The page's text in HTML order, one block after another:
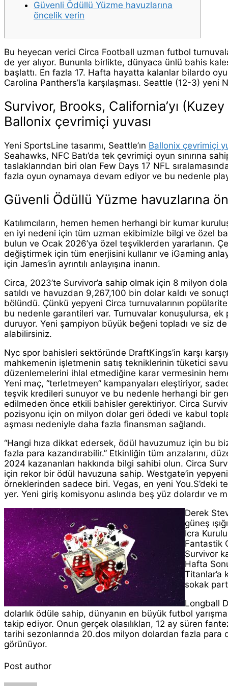
Güvenli Ödüllü Yüzme havuzlarına
öncelik verin
Bu heyecan verici Circa Football uzman futbol
de yer alıyor. Bununla birlikte, dünyaca ünlü bahis
başlattı. En fazla 17. Hafta hayatta kalanlar bilardo
Carolina Panthers’la karşılaşması. Seattle (12-3)
Survivor, Brooks, California’yı
Ballonix çevrimiçi yuvası
Yeni SportsLine tasarımı, Seattle’ın Ballonix çevrimiçi
Seahawks, NFC Batı’da tek çevrimiçi oyun sınırına
taslaklarından biri olan Few Days 17 NFL
fazla oyun oynamaya devam ediyor ve bu nedenle
Güvenli Ödüllü Yüzme havuzlarına
Katılımcıların, hemen hemen herhangi bir kumar
en iyi nedeni için tüm uzman ekibimizle bilgi ve özel
bulun ve Ocak 2026’ya özel teşviklerden yararlanın.
değiştirmek için tüm enerjisini kullanır ve iGaming
için James’in ayrıntılı anlayışına inanın.
Circa, 2023’te Survivor’a sahip olmak için 8 milyon
satıldı ve havuzdan 9,267,100 bin dolar kaldı ve
bölündü. Çünkü yepyeni Circa turnuvalarının
bu nedenle garantileri var. Turnuvalar konuşulursa, ek
duruyor. Yeni şampiyon büyük beğeni topladı ve siz de
alabilirsiniz.
Nyc spor bahisleri sektöründe DraftKings’in karşı
mahkemenin işletmenin satış tekniklerinin tüketici
düzenlemelerini ihlal etmediğine karar vermesinin
Yeni maç, “terletmeyen” kampanyaları eleştiriyor,
teşvik kredileri sunuyor ve bu nedenle herhangi bir
edilmeden önce etkili bahisler gerektiriyor. Circa
pozisyonu için on milyon dolar geri ödedi ve kabul
aşması nedeniyle daha fazla finansman sağlandı.
“Hangi hıza dikkat edersek, ödül havuzumuz için bu
fazla para kazandırabilir.” Etkinliğin tüm arızalarını,
2024 kazananları hakkında bilgi sahibi olun. Circa
için rekor bir ödül havuzuna sahip. Westgate’in
örneklerinden sadece biri. Vegas, en yeni You.S’deki
yer. Yeni giriş komisyonu aslında beş yüz dolardır ve
Derek
güneş
İcra
Fantastik
Survivor
Hafta
Titanlar’a
sokak
Longball
dolarlık ödüle sahip, dünyanın en büyük futbol
takip ediyor. Onun gerçek olasılıkları, 12 ay süren
tarihi sezonlarında 20.dos milyon dolardan fazla para
görünüyor.
Post author